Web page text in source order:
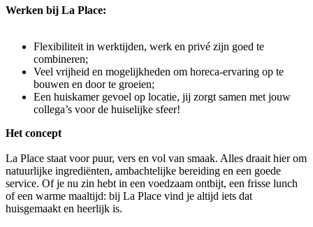
Werken bij La Place:
Flexibiliteit in werktijden, werk en privé zijn goed te
combineren;
Veel vrijheid en mogelijkheden om horeca-ervaring op te
bouwen en door te groeien;
Een huiskamer gevoel op locatie, jij zorgt samen met jouw
collega’s voor de huiselijke sfeer!
Het concept
La Place staat voor puur, vers en vol van smaak. Alles draait hier om
natuurlijke ingrediënten, ambachtelijke bereiding en een goede
service. Of je nu zin hebt in een voedzaam ontbijt, een frisse lunch
of een warme maaltijd: bij La Place vind je altijd iets dat
huisgemaakt en heerlijk is.